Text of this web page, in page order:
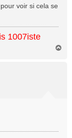
voir si cela se
1007iste